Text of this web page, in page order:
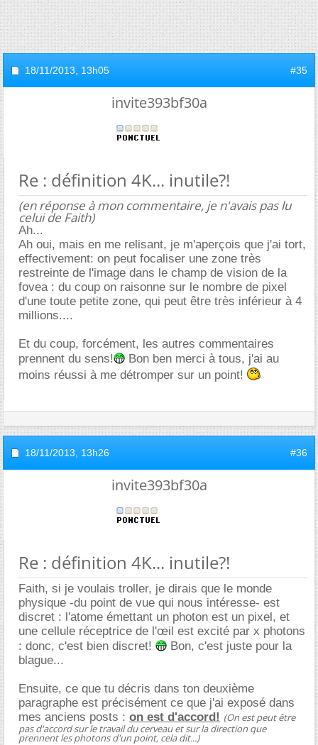
18/11/2013, 13h05 #35
invite393bf30a
Re : définition 4K... inutile?!
(en réponse à mon commentaire, je n'avais pas lu
celui de Faith)
Ah...
Ah oui, mais en me relisant, je m'aperçois que j'ai tort,
effectivement: on peut focaliser une zone très
restreinte de l'image dans le champ de vision de la
fovea : du coup on raisonne sur le nombre de pixel
d'une toute petite zone, qui peut être très inférieur à 4
millions....
Et du coup, forcément, les autres commentaires
prennent du sens!
Bon ben merci à tous, j'ai au
moins réussi à me détromper sur un point!
18/11/2013, 13h26 #36
invite393bf30a
Re : définition 4K... inutile?!
Faith, si je voulais troller, je dirais que le monde
physique -du point de vue qui nous intéresse- est
discret : l'atome émettant un photon est un pixel, et
une cellule réceptrice de l'œil est excité par x photons
: donc, c'est bien discret!
Bon, c'est juste pour la
blague...
Ensuite, ce que tu décris dans ton deuxième
paragraphe est précisément ce que j'ai exposé dans
mes anciens posts : on est d'accord! (On est peut être
pas d'accord sur le travail du cerveau et sur la direction que
prennent les photons d'un point, cela dit...)